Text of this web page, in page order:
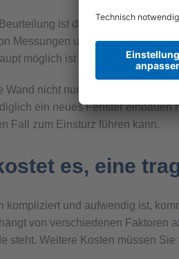
ist das Gutachten
Messungen und Berechnungen
möglich ist und wenn ja,
Wand nicht nur eine stützende,
ein neues Fenster einbauen
Fall zum Einsturz führen kann.
es, eine
kompliziert und aufwendig ist,
von verschiedenen Faktoren
steht. Weitere Kosten müssen